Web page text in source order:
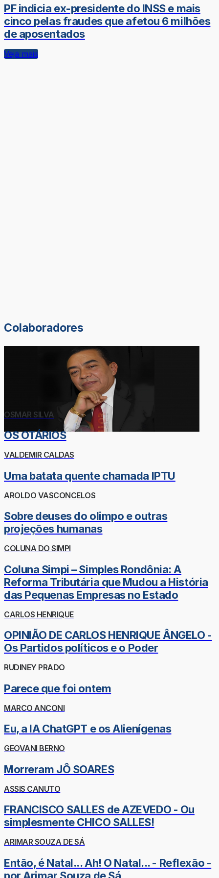
PF indicia ex-presidente do INSS e mais
cinco pelas fraudes que afetou 6 milhões
de aposentados
Veja mais
Colaboradores
OSMAR SILVA
OS OTÁRIOS
VALDEMIR CALDAS
Uma batata quente chamada IPTU
AROLDO VASCONCELOS
Sobre deuses do olimpo e outras
projeções humanas
COLUNA DO SIMPI
Coluna Simpi – Simples Rondônia: A
Reforma Tributária que Mudou a História
das Pequenas Empresas no Estado
CARLOS HENRIQUE
OPINIÃO DE CARLOS HENRIQUE ÂNGELO -
Os Partidos políticos e o Poder
RUDINEY PRADO
Parece que foi ontem
MARCO ANCONI
Eu, a IA ChatGPT e os Alienígenas
GEOVANI BERNO
Morreram JÔ SOARES
ASSIS CANUTO
FRANCISCO SALLES de AZEVEDO - Ou
simplesmente CHICO SALLES!
ARIMAR SOUZA DE SÁ
Então, é Natal... Ah! O Natal... - Reflexão -
por Arimar Souza de Sá